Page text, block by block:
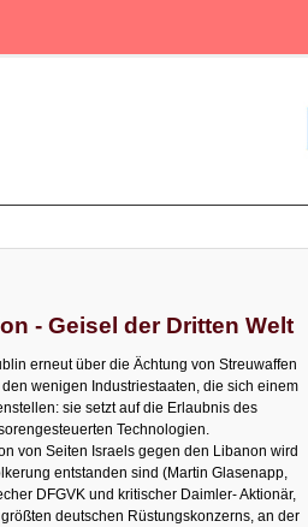
- Geisel der Dritten Welt
erneut über die Ächtung von Streuwaffen
wenigen Industriestaaten, die sich einem
sie setzt auf die Erlaubnis des
Technologien.
von Seiten Israels gegen den Libanon wird
entstanden sind (Martin Glasenapp,
DFGVK und kritischer Daimler- Aktionär,
deutschen Rüstungskonzerns, an der